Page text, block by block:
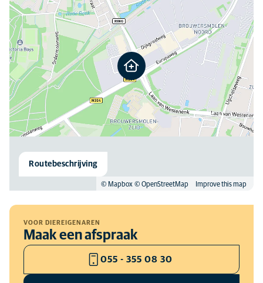
© Mapbox © OpenStreetMap Improve this map
Routebeschrijving
VOOR DIEREIGENAREN
Maak een afspraak
055 - 355 08 30